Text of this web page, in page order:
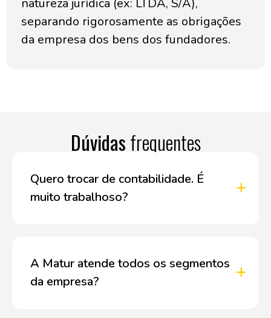
natureza jurídica (ex: LTDA, S/A),
separando rigorosamente as obrigações
da empresa dos bens dos fundadores.
Dúvidasfrequentes
Quero trocar de contabilidade. É
muito trabalhoso?
A Matur atende todos os segmentos
da empresa?